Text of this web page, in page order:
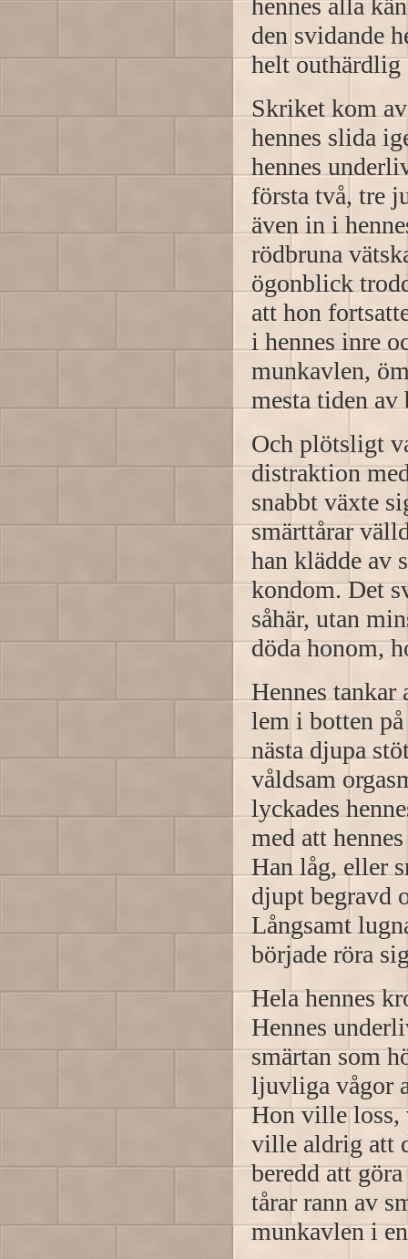
den svidande
helt outhärdlig
Skriket kom
hennes slida
hennes
första två, tre
även in i
rödbruna
ögonblick
att hon
i hennes inre
munkavlen,
mesta tiden av
Och plötsligt
distraktion
snabbt växte
smärttårar
han klädde av
kondom. Det
såhär, utan
döda honom,
Hennes tankar
lem i botten
nästa djupa
våldsam
lyckades
med att
Han låg, eller
djupt begravd
Långsamt
började röra
Hela hennes
Hennes
smärtan som
ljuvliga vågor
Hon ville loss,
ville aldrig att
beredd att
tårar rann av
munkavlen i